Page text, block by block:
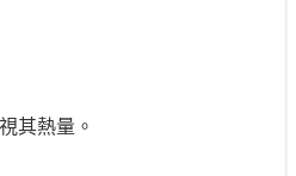
其熱量。